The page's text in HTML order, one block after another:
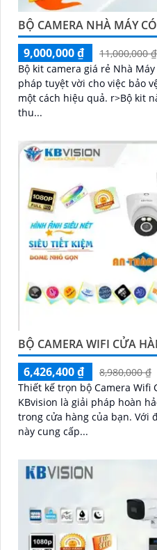
BỘ CAMERA NHÀ MÁY
9,000,000 ₫
11,000,000 ₫
Bộ kit camera giá rẻ Nhà
pháp tuyệt vời cho việc bảo
một cách hiệu quả. r>Bộ kit này được tích hợp khả năng
thu...
BỘ CAMERA WIFI CỬA
6,426,400 ₫
8,980,000 ₫
Thiết kế trọn bộ Camera Wifi
KBvision là giải pháp hoàn
trong cửa hàng của bạn. Với độ phân giải 2.0 MP, camera
này cung cấp...